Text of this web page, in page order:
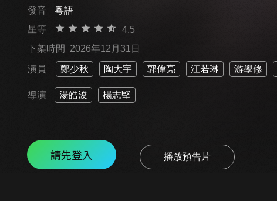
發音
粵語
星等
4.5
下架時間 2026年12月31日
演員 鄭少秋 陶大宇 郭偉亮 江若琳 游學修
導演 湯皓浚 楊志堅
請先登入 播放預告片